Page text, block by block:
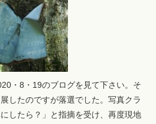
・8・19のブログを見て下さい。そ
したのですが落選でした。写真クラ
したら？」と指摘を受け、再度現地